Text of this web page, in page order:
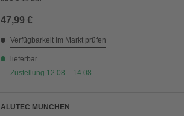
47,99 €
Verfügbarkeit im Markt prüfen
lieferbar
Zustellung 12.08. - 14.08.
ALUTEC MÜNCHEN